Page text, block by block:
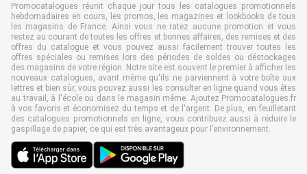
Promocatalogues réunit chaque jour tous les catalogues promotionnels
hebdomadaires en cours, les promos, les magazines et lookbooks de tous
les magasins de France. Ainsi vous ne ratez aucune promotion et vous
restez au courant de toutes les offres et bonnes affaires, des remises et des
offres du catalogue et vous pouvez aussi facilement trouver toutes les
offres spéciales ou remises lors des périodes de soldes ou déstockages
des magasins de votre région. Notre site est souvent le premier à afficher les
nouveaux catalogues, avant même qu'ils ne parviennent à votre boîte aux
lettres et bien sûr, vous pouvez aussi les consulter en ligne quand vous êtes
au travail, à l'école ou dans le magasin même. Ajoutez Promocatalogues.fr
à vos favoris et économisez du temps et de l'argent. De plus, en feuilletant
des catalogues promotionnels en ligne, vous contribuez aussi à réduire le
gaspillage de papier, ce qui est très avantageux pour l’environnement.